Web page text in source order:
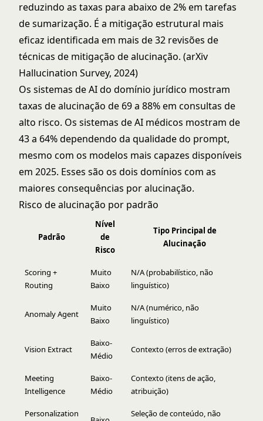
reduzindo as taxas para abaixo de 2% em tarefas
de sumarização. É a mitigação estrutural mais
eficaz identificada em mais de 32 revisões de
técnicas de mitigação de alucinação. (arXiv
Hallucination Survey, 2024)
Os sistemas de AI do domínio jurídico mostram
taxas de alucinação de 69 a 88% em consultas de
alto risco. Os sistemas de AI médicos mostram de
43 a 64% dependendo da qualidade do prompt,
mesmo com os modelos mais capazes disponíveis
em 2025. Esses são os dois domínios com as
maiores consequências por alucinação.
Risco de alucinação por padrão
Padrão
Nível
de
Risco
Tipo Principal de
Alucinação
Scoring +
Routing
Muito
Baixo
N/A (probabilístico, não
linguístico)
Anomaly Agent
Muito
Baixo
N/A (numérico, não
linguístico)
Vision Extract
Baixo-
Médio
Contexto (erros de extração)
Meeting
Intelligence
Baixo-
Médio
Contexto (itens de ação,
atribuição)
Personalization Seleção de conteúdo, não